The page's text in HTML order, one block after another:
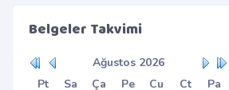
Belgeler Takvimi
Ağustos 2026
Pt
Sa Ça Pe Cu Ct
Pa